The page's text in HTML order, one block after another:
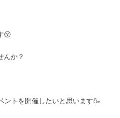
😚
んか？
ントを開催したいと思います🍶